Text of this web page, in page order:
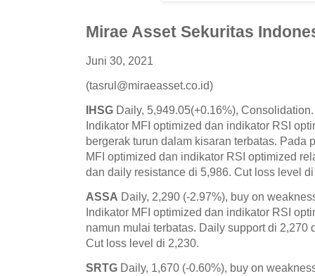
Mirae Asset Sekuritas
Juni 30, 2021
(tasrul@miraeasset.co.id)
IHSG Daily, 5,949.05(+0.16%),
Indikator MFI optimized dan indikator RSI
bergerak turun dalam kisaran terbatas. Pada
MFI optimized dan indikator RSI optimized
dan daily resistance di 5,986. Cut loss level
ASSA Daily, 2,290 (-2.97%), buy on
Indikator MFI optimized dan indikator RSI
namun mulai terbatas. Daily support di 2,270
Cut loss level di 2,230.
SRTG Daily, 1,670 (-0.60%), buy on